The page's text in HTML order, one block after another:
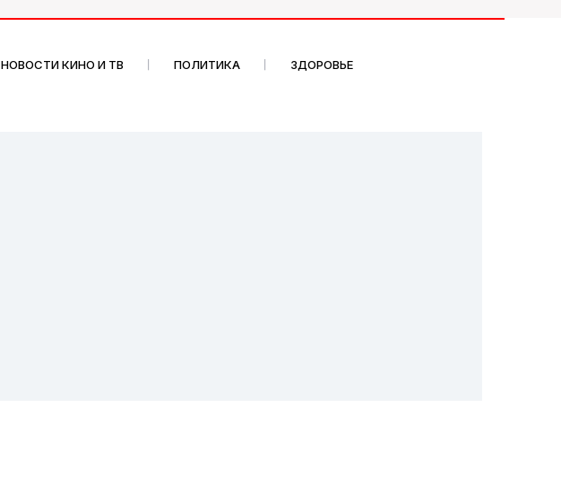
НОВОСТИ КИНО И ТВ ПОЛИТИКА ЗДОРОВЬЕ